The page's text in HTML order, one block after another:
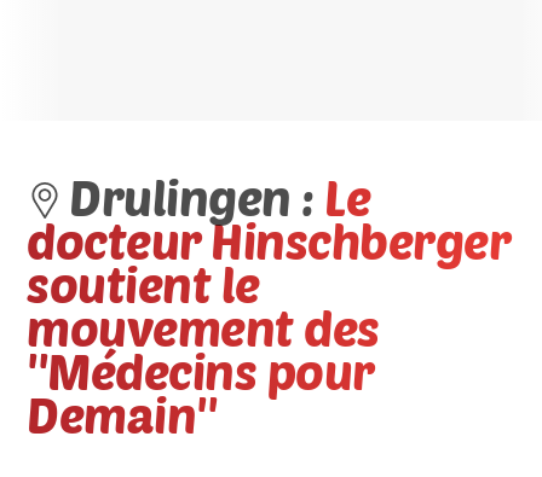
Drulingen : Le
docteur Hinschberger
soutient le
mouvement des
''Médecins pour
Demain''